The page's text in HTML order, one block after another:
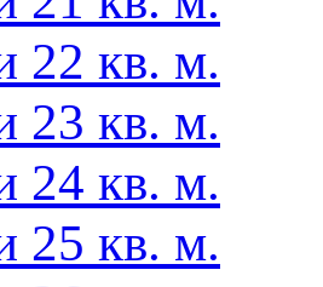
22 кв. м.
23 кв. м.
24 кв. м.
25 кв. м.